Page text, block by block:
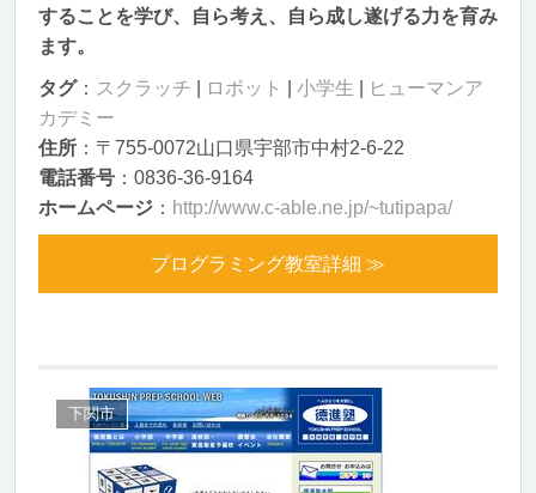
することを学び、自ら考え、自ら成し遂げる力を育み
ます。
タグ： スクラッチ ロボット 小学生
ヒューマンア
カデミー
住所 ：〒755-0072山口県宇部市中村2-6-22
電話番号 ：0836-36-9164
ホームページ ： http://www.c-able.ne.jp/~tutipapa/
プログラミング教室詳細 ≫
下関市